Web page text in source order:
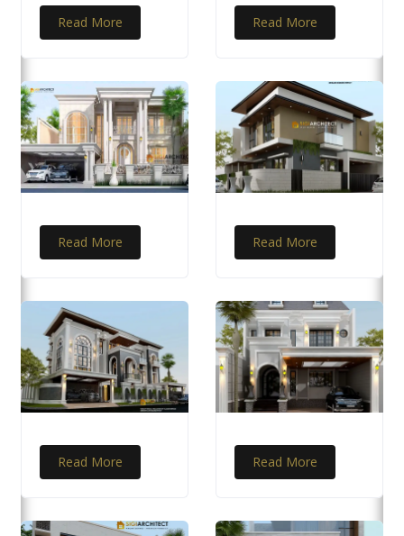
Read More Read More
Read More Read More
Read More Read More